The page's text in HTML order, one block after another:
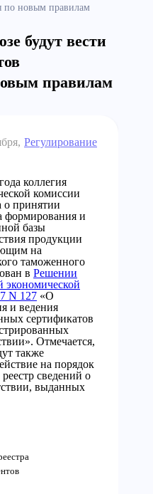
по новым правилам
будут вести
правилам
Регулирование
коллегия
комиссии
о принятии
формирования и
базы
продукции
на
таможенного
в Решении
экономической
N 127 «О
и ведения
сертификатов
Отмечается,
также
на порядок
сведений о
выданных